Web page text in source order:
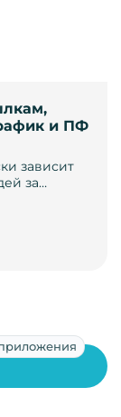
и ПФ
зависит
за…